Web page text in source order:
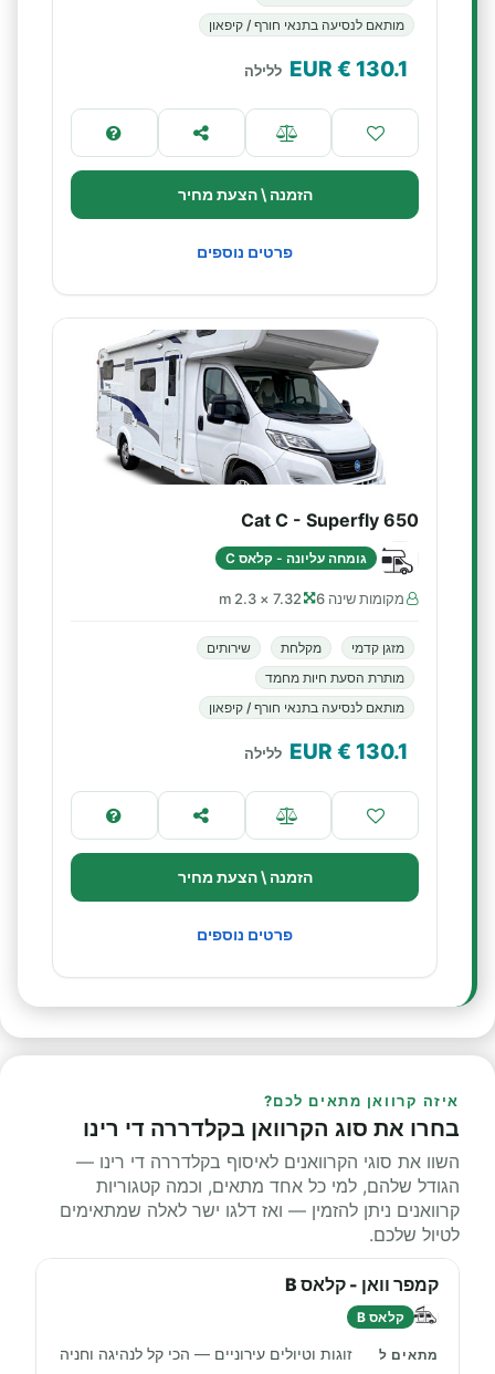
מותאם לנסיעה בתנאי חורף / קיפאון
130.1
€ EUR ללילה
הזמנה \ הצעת מחיר
פרטים נוספים
Cat C - Superfly 650
גומחה עליונה - קלאס C
מקומות שינה 6 7.32 × 2.3 m
מזגן קדמי מקלחת
שירותים
מותרת הסעת חיות מחמד
מותאם לנסיעה בתנאי חורף / קיפאון
130.1
€ EUR ללילה
הזמנה \ הצעת מחיר
פרטים נוספים
איזה קרוואן מתאים לכם?
בחרו את סוג הקרוואן בקלדררה די רינו
השוו את סוגי הקרוואנים לאיסוף בקלדררה די רינו —
הגודל שלהם, למי כל אחד מתאים, וכמה קטגוריות
קרוואנים ניתן להזמין — ואז דלגו ישר לאלה שמתאימים
לטיול שלכם.
קמפר וואן - קלאס B
קלאס B
זוגות וטיולים עירוניים — הכי קל לנהיגה וחניה